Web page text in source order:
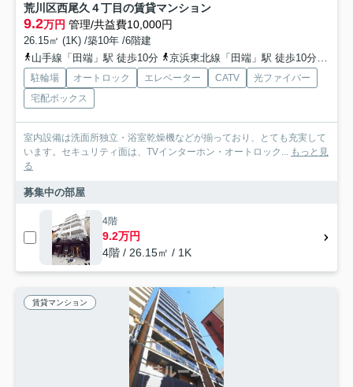
荒川区西尾久４丁目の賃貸マンション
9.2万円 管理/共益費10,000円
26.15㎡ (1K) /築10年 /6階建
山手線「田端」駅 徒歩10分
京浜東北線「田端」駅 徒歩10分
駐輪場 オートロック エレベーター CATV
光ファイバー
宅配ボックス
室内設備は洗面所独立・浴室乾燥機などが揃っており、とても充実して
います。セキュリティ面は、TVインターホン・オートロック... もっと見
る
募集中の部屋
4階
9.2万円
4階 / 26.15㎡ / 1K
賃貸マンション